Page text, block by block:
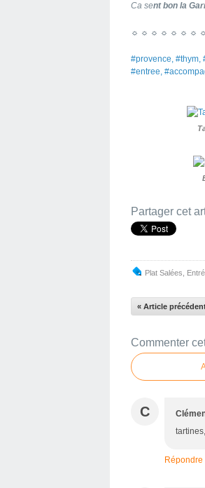
Ca sent bon la
☼ ☼ ☼ ☼ ☼ ☼ ☼
#provence, #thym,
#entree,
Partager cet
Plat Salées
« Article
Commenter
C
Répondre